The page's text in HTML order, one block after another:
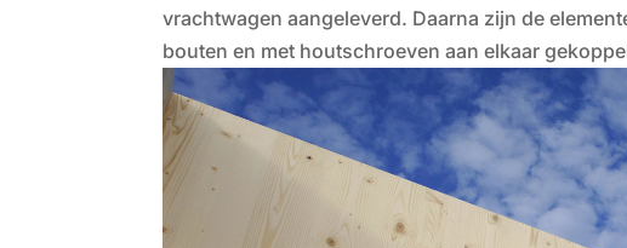
vrachtwagen aangeleverd. Daarna zijn de
bouten en met houtschroeven aan elkaar